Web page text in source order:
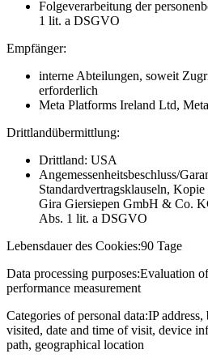
Folgeverarbeitung der
1 lit. a DSGVO
Empfänger:
interne Abteilungen, soweit
erforderlich
Meta Platforms Ireland Ltd,
Drittlandübermittlung:
Drittland: USA
Angemessenheitsbeschluss/
Standardvertragsklauseln,
Gira Giersiepen GmbH & Co.
Abs. 1 lit. a DSGVO
Lebensdauer des Cookies:90 Tage
Data processing purposes:Evaluation
performance measurement
Categories of personal data:IP
visited, date and time of visit, device
path, geographical location